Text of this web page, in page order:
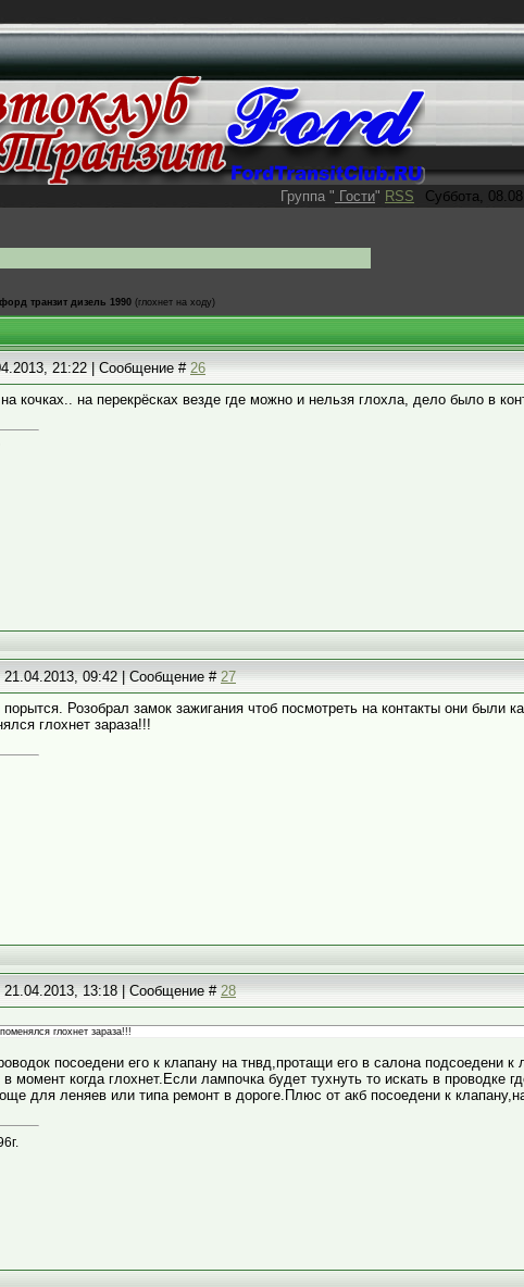
Группа " Гости" RSS
Суббота,
форд транзит дизель 1990 (глохнет на ходу)
21:22 | Сообщение #26
кочках.. на перекрёсках везде где можно и нельзя глохла, дело было в
21.04.2013, 09:42 | Сообщение #27
Розобрал замок зажигания чтоб посмотреть на контакты они были
глохнет зараза!!!
21.04.2013, 13:18 | Сообщение #28
глохнет зараза!!!
посоедени его к клапану на тнвд,протащи его в салона подсоедени
в момент когда глохнет.Если лампочка будет тухнуть то искать в
для леняев или типа ремонт в дороге.Плюс от акб посоедени к